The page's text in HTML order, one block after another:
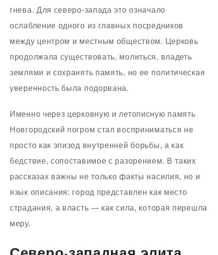
гнева. Для северо-запада это означало
ослабление одного из главных посредников
между центром и местным обществом. Церковь
продолжала существовать, молиться, владеть
землями и сохранять память, но ее политическая
уверенность была подорвана.
Именно через церковную и летописную память
Новгородский погром стал восприниматься не
просто как эпизод внутренней борьбы, а как
бедствие, сопоставимое с разорением. В таких
рассказах важны не только факты насилия, но и
язык описания: город представлен как место
страдания, а власть — как сила, которая перешла
меру.